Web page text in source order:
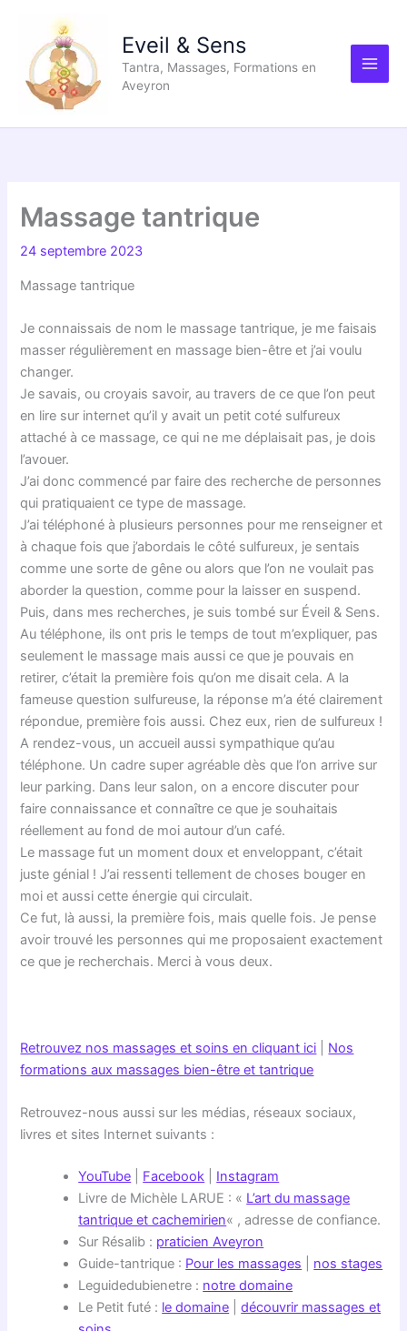
contenu
Eveil & Sens
Tantra, Massages, Formations en
Aveyron
Massage tantrique
24 septembre 2023
Massage tantrique
Je connaissais de nom le massage tantrique, je me faisais
masser régulièrement en massage bien-être et j’ai voulu
changer.
Je savais, ou croyais savoir, au travers de ce que l’on peut
en lire sur internet qu’il y avait un petit coté sulfureux
attaché à ce massage, ce qui ne me déplaisait pas, je dois
l’avouer.
J’ai donc commencé par faire des recherche de personnes
qui pratiquaient ce type de massage.
J’ai téléphoné à plusieurs personnes pour me renseigner et
à chaque fois que j’abordais le côté sulfureux, je sentais
comme une sorte de gêne ou alors que l’on ne voulait pas
aborder la question, comme pour la laisser en suspend.
Puis, dans mes recherches, je suis tombé sur Éveil & Sens.
Au téléphone, ils ont pris le temps de tout m’expliquer, pas
seulement le massage mais aussi ce que je pouvais en
retirer, c’était la première fois qu’on me disait cela. A la
fameuse question sulfureuse, la réponse m’a été clairement
répondue, première fois aussi. Chez eux, rien de sulfureux !
A rendez-vous, un accueil aussi sympathique qu’au
téléphone. Un cadre super agréable dès que l’on arrive sur
leur parking. Dans leur salon, on a encore discuter pour
faire connaissance et connaître ce que je souhaitais
réellement au fond de moi autour d’un café.
Le massage fut un moment doux et enveloppant, c’était
juste génial ! J’ai ressenti tellement de choses bouger en
moi et aussi cette énergie qui circulait.
Ce fut, là aussi, la première fois, mais quelle fois. Je pense
avoir trouvé les personnes qui me proposaient exactement
ce que je recherchais. Merci à vous deux.
Retrouvez nos massages et soins en cliquant ici
Nos
formations aux massages bien-être et tantrique
Retrouvez-nous aussi sur les médias, réseaux sociaux,
livres et sites Internet suivants :
YouTube Facebook
Instagram
Livre de Michèle LARUE : « L’art du massage
tantrique et cachemirien« , adresse de confiance.
Sur Résalib : praticien Aveyron
Guide-tantrique : Pour les massages
nos stages
Leguidedubienetre : notre domaine
Le Petit futé : le domaine |découvrir massages et